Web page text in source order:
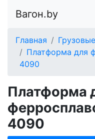
Вагон.by
Главная
Платформа для
4090
Платформа
4090